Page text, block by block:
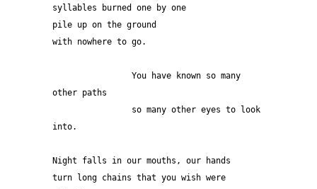
syllables burned one by one
pile up on the ground
with nowhere to go.
other paths
into.
Night falls in our mouths, our hands
turn long chains that you wish were